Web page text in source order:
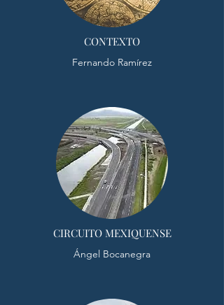
CONTEXTO
Fernando Ramírez
CIRCUITO MEXIQUENSE
Ángel Bocanegra